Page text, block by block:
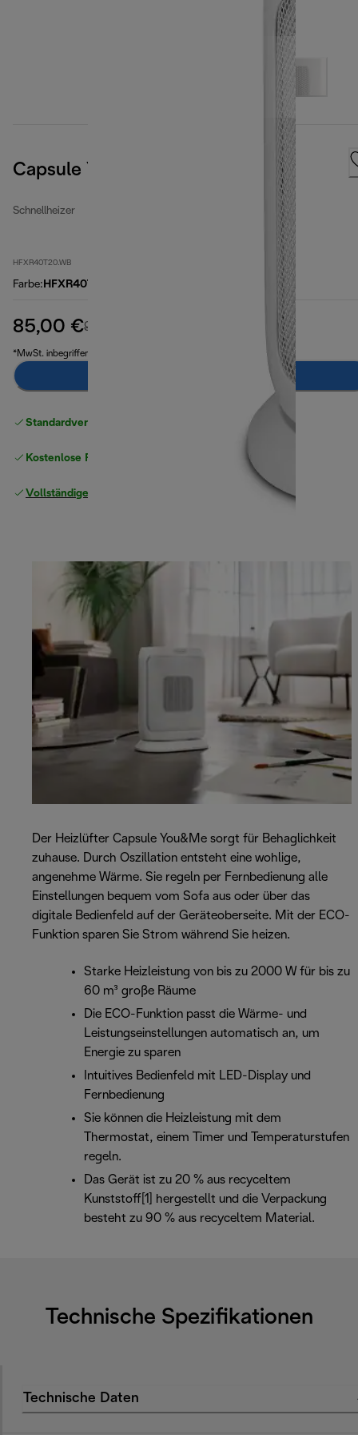
Capsule You&Me
Schnellheizer
HFXR40T20.WB
Farbe: HFXR40T20.WB
85,00 €99,90 €
*MwSt. inbegriffen
Zum Warenkorb hinzufügen
Standardversand kostenlos
Kostenlose Rücksendungen
Vollständige Herstellergarantie
Der Heizlüfter Capsule You&Me sorgt für Behaglichkeit
zuhause. Durch Oszillation entsteht eine wohlige,
angenehme Wärme. Sie regeln per Fernbedienung alle
Einstellungen bequem vom Sofa aus oder über das
digitale Bedienfeld auf der Geräteoberseite. Mit der ECO-
Funktion sparen Sie Strom während Sie heizen.
Starke Heizleistung von bis zu 2000 W für bis zu
60 m³ große Räume
Die ECO-Funktion passt die Wärme- und
Leistungseinstellungen automatisch an, um
Energie zu sparen
Intuitives Bedienfeld mit LED-Display und
Fernbedienung
Sie können die Heizleistung mit dem
Thermostat, einem Timer und Temperaturstufen
regeln.
Das Gerät ist zu 20 % aus recyceltem
Kunststoff[1] hergestellt und die Verpackung
besteht zu 90 % aus recyceltem Material.
Technische Spezifikationen
Technische Daten